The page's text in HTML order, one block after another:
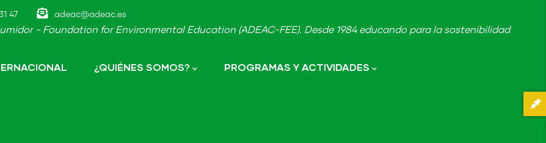
47 adeac@adeac.es
- Foundation for Environmental Education (ADEAC-FEE). Desde 1984 educando para la sostenibilidad
¿QUIÉNES SOMOS? PROGRAMAS Y ACTIVIDADES